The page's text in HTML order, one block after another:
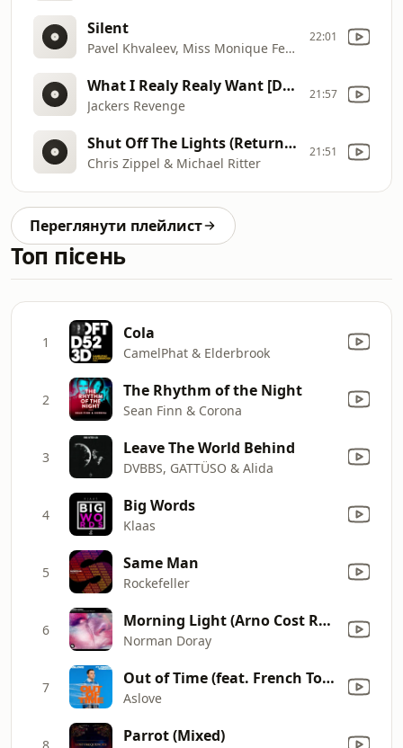
Silent
Pavel Khvaleev, Miss Monique Feat. Avis Vox
22:01
What I Realy Realy Want [DXFM]
Jackers Revenge
21:57
Shut Off The Lights (Return To Saturn Remix)
Chris Zippel & Michael Ritter
21:51
Переглянути плейлист
Топ пісень
1 Cola
CamelPhat & Elderbrook
2 The Rhythm of the Night
Sean Finn & Corona
3 Leave The World Behind
DVBBS, GATTÜSO & Alida
4 Big Words
Klaas
5 Same Man
Rockefeller
6 Morning Light (Arno Cost Recut)
Norman Doray
7 Out of Time (feat. French Tobacco)
Aslove
8 Parrot (Mixed)